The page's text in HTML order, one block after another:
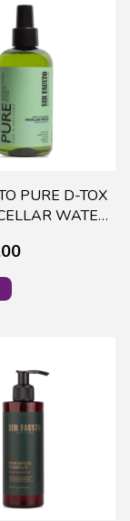
PURE D-TOX
WATER